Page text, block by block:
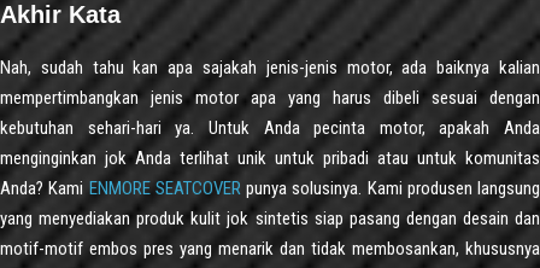
Akhir Kata
Nah, sudah tahu kan apa sajakah jenis-jenis motor, ada baiknya kalian
mempertimbangkan jenis motor apa yang harus dibeli sesuai dengan
kebutuhan sehari-hari ya. Untuk Anda pecinta motor, apakah Anda
menginginkan jok Anda terlihat unik untuk pribadi atau untuk komunitas
Anda? Kami ENMORE SEATCOVERpunya solusinya. Kami produsen langsung
yang menyediakan produk kulit jok sintetis siap pasang dengan desain dan
motif-motif embos pres yang menarik dan tidak membosankan, khususnya